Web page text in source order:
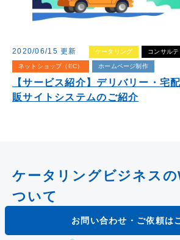
2020/06/15 更新 ケータリング コンサル
ネットショップ（EC） ホームページ制作
【サービス紹介】デリバリー・宅
販サイトシステムのご紹介
ケータリングビジネスの
ついて
お問い合わせ・ご依頼は